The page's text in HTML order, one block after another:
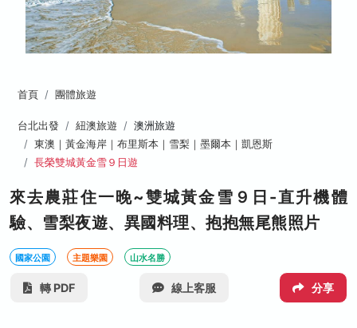
首頁 團體旅遊
台北出發 紐澳旅遊
澳洲旅遊
東澳｜黃金海岸｜布里斯本｜雪梨｜墨爾本｜凱恩斯
長榮雙城黃金雪９日遊
來去農莊住一晚~雙城黃金雪９日-直升機體
驗、雪梨夜遊、異國料理、抱抱無尾熊照片
國家公園 主題樂園 山水名勝
轉 PDF 線上客服 分享